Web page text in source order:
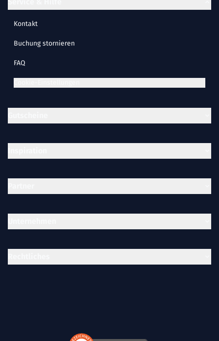
Kontakt
Buchung stornieren
FAQ